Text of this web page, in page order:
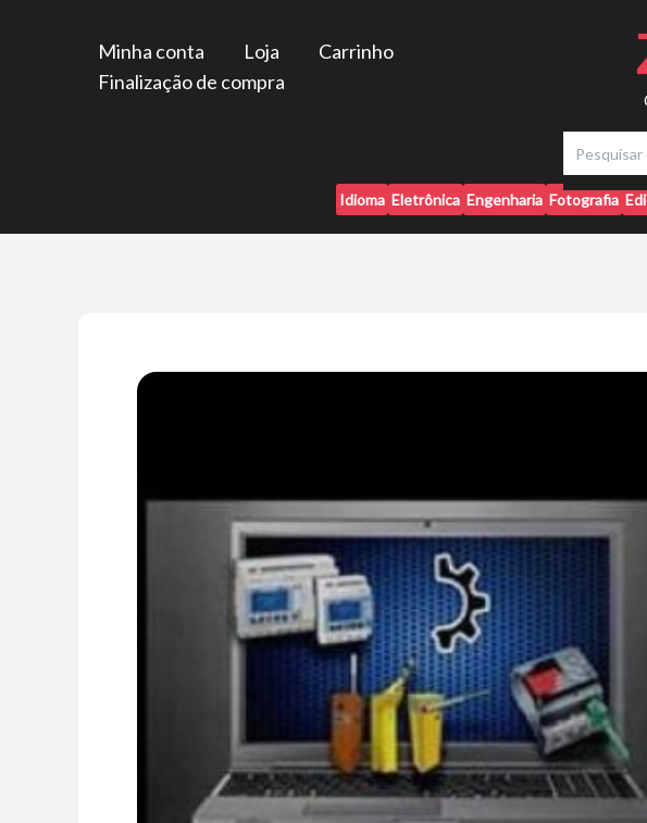
Minha conta Loja
Carrinho
Finalização de compra
Idioma Eletrônica Engenharia Fotografia